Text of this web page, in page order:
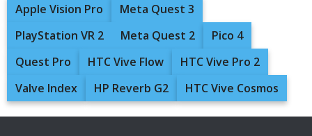
Apple Vision Pro
Meta Quest 3
PlayStation VR 2
Meta Quest 2
Pico 4
Quest Pro
HTC Vive Flow
HTC Vive Pro 2
Valve Index
HP Reverb G2 HTC Vive Cosmos